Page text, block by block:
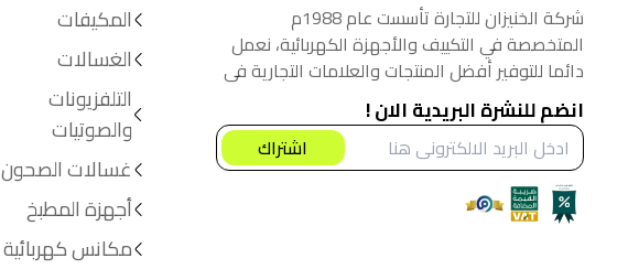
شركة الخنيزان للتجارة تأسست عام 1988م
المتخصصة في التكييف والأجهزة الكهربائية، نعمل
دائما للتوفير أفضل المنتجات والعلامات التجارية في
السوق السعودي، نؤمن أنه من حق المستهلك
الحصول على أفضل المنتجات بأفضل سعر.
انضم للنشرة البريدية الان !
اشتراك
المكيفات
الغسالات
التلفزيونات
والصوتيات
غسالات الصحون
أجهزة المطبخ
مكانس كهربائية